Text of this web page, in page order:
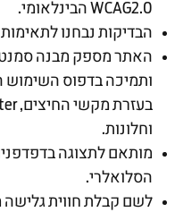
WCAG2.0 הבינלאומי.
הבדיקות נבחנו
האתר מספק מבנה סמנטי
ותמיכה בדפוס
וחלונות.
מותאם לתצוגה
הסלואלרי.
לשם קבלת חווית